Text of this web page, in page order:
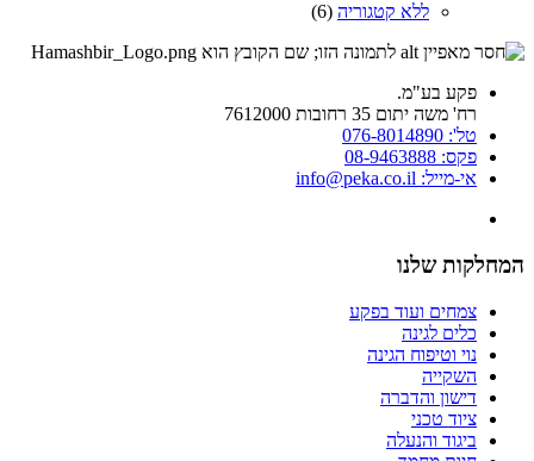
ללא קטגוריה (6)
פקע בע"מ.
רח' משה יתום 35 רחובות 7612000
טל': 076-8014890
פקס: 08-9463888
אי-מייל: info@peka.co.il
המחלקות שלנו
צמחים ועוד בפקע
כלים לגינה
נוי וטיפוח הגינה
השקייה
דישון והדברה
ציוד טכני
ביגוד והנעלה